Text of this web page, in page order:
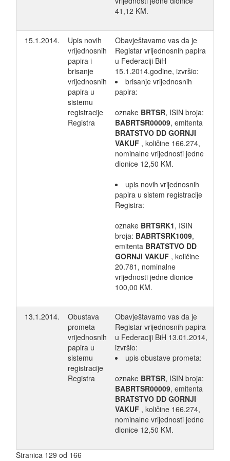
41,12 KM.
15.1.2014.
Upis novih
vrijednosnih
papira i
brisanje
vrijednosnih
papira u
sistemu
registracije
Registra
Obavještavamo vas da je
Registar vrijednosnih papira
u Federaciji BiH
15.1.2014.godine, izvršio:
brisanje vrijednosnih
papira:
oznake BRTSR, ISIN broja:
BABRTSR00009, emitenta
BRATSTVO DD GORNJI
VAKUF , količine 166.274,
nominalne vrijednosti jedne
dionice 12,50 KM.
upis novih vrijednosnih
papira u sistem registracije
Registra:
oznake BRTSRK1, ISIN
broja: BABRTSRK1009,
emitenta BRATSTVO DD
GORNJI VAKUF , količine
20.781, nominalne
vrijednosti jedne dionice
100,00 KM.
13.1.2014.
Obustava
prometa
vrijednosnih
papira u
sistemu
registracije
Registra
Obavještavamo vas da je
Registar vrijednosnih papira
u Federaciji BiH 13.01.2014,
izvršio:
upis obustave prometa:
oznake BRTSR, ISIN broja:
BABRTSR00009, emitenta
BRATSTVO DD GORNJI
VAKUF , količine 166.274,
nominalne vrijednosti jedne
dionice 12,50 KM.
Stranica 129 od 166